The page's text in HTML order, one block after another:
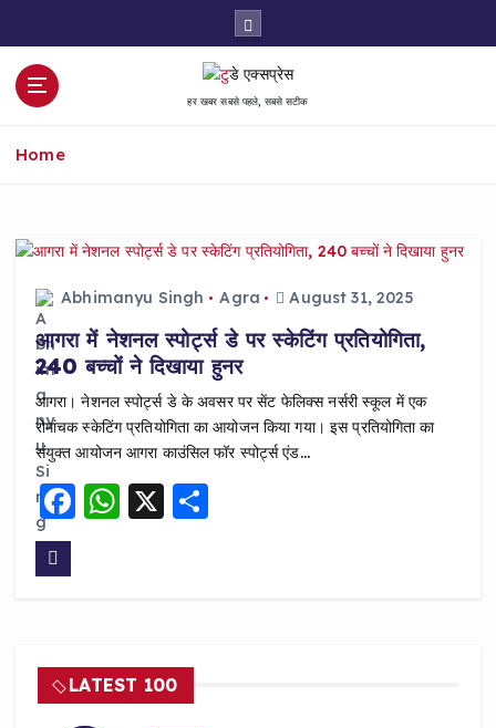
हर खबर सबसे पहले, सबसे सटीक
Home
Abhimanyu Singh Agra August 31, 2025
आगरा में नेशनल स्पोर्ट्स डे पर स्केटिंग प्रतियोगिता,
240 बच्चों ने दिखाया हुनर
आगरा। नेशनल स्पोर्ट्स डे के अवसर पर सेंट फेलिक्स नर्सरी स्कूल में एक
रोमांचक स्केटिंग प्रतियोगिता का आयोजन किया गया। इस प्रतियोगिता का
संयुक्त आयोजन आगरा काउंसिल फॉर स्पोर्ट्स एंड…
F
o
o
W
p
p
X S
LATEST 100